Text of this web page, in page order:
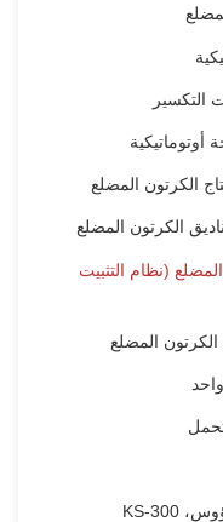
التكسير
الكرتون المضلع
الكرتون المضلع
(نظام التثبيت
المضلع